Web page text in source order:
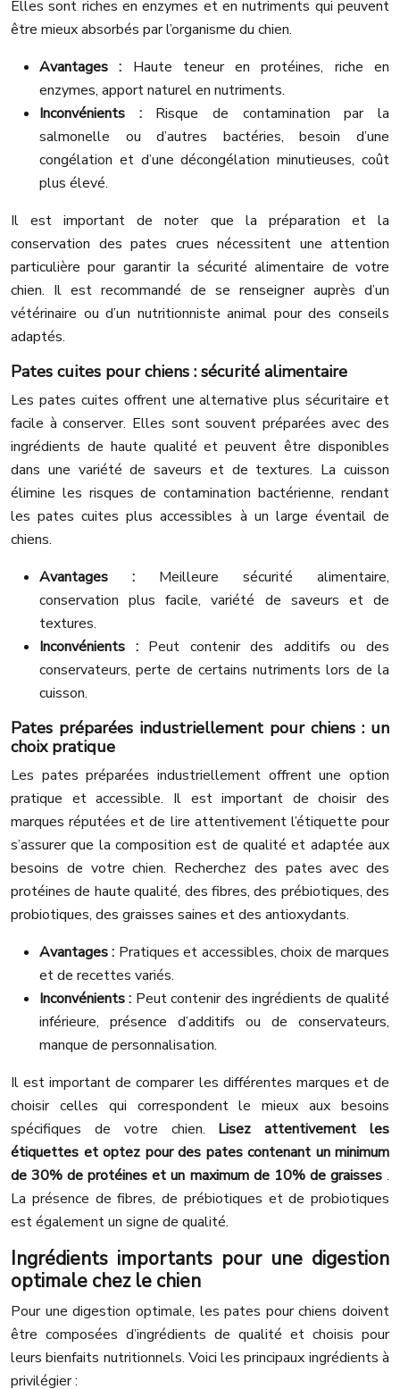
Elles sont riches en enzymes et en nutriments qui peuvent
être mieux absorbés par l’organisme du chien.
Avantages : Haute teneur en protéines, riche en
enzymes, apport naturel en nutriments.
Inconvénients : Risque de contamination par la
salmonelle ou d’autres bactéries, besoin d’une
congélation et d’une décongélation minutieuses, coût
plus élevé.
Il est important de noter que la préparation et la
conservation des pates crues nécessitent une attention
particulière pour garantir la sécurité alimentaire de votre
chien. Il est recommandé de se renseigner auprès d’un
vétérinaire ou d’un nutritionniste animal pour des conseils
adaptés.
Pates cuites pour chiens : sécurité alimentaire
Les pates cuites offrent une alternative plus sécuritaire et
facile à conserver. Elles sont souvent préparées avec des
ingrédients de haute qualité et peuvent être disponibles
dans une variété de saveurs et de textures. La cuisson
élimine les risques de contamination bactérienne, rendant
les pates cuites plus accessibles à un large éventail de
chiens.
Avantages : Meilleure sécurité alimentaire,
conservation plus facile, variété de saveurs et de
textures.
Inconvénients : Peut contenir des additifs ou des
conservateurs, perte de certains nutriments lors de la
cuisson.
Pates préparées industriellement pour chiens : un
choix pratique
Les pates préparées industriellement offrent une option
pratique et accessible. Il est important de choisir des
marques réputées et de lire attentivement l’étiquette pour
s’assurer que la composition est de qualité et adaptée aux
besoins de votre chien. Recherchez des pates avec des
protéines de haute qualité, des fibres, des prébiotiques, des
probiotiques, des graisses saines et des antioxydants.
Avantages : Pratiques et accessibles, choix de marques
et de recettes variés.
Inconvénients : Peut contenir des ingrédients de qualité
inférieure, présence d’additifs ou de conservateurs,
manque de personnalisation.
Il est important de comparer les différentes marques et de
choisir celles qui correspondent le mieux aux besoins
spécifiques de votre chien. Lisez attentivement les
étiquettes et optez pour des pates contenant un minimum
de 30% de protéines et un maximum de 10% de graisses .
La présence de fibres, de prébiotiques et de probiotiques
est également un signe de qualité.
Ingrédients importants pour une digestion
optimale chez le chien
Pour une digestion optimale, les pates pour chiens doivent
être composées d’ingrédients de qualité et choisis pour
leurs bienfaits nutritionnels. Voici les principaux ingrédients à
privilégier :